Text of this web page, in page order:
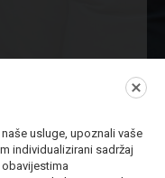
usluge, upoznali vaše
individualizirani sadržaj